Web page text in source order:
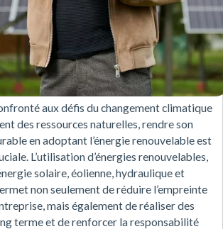
aux défis du changement climatique
des ressources naturelles, rendre son
en adoptant l’énergie renouvelable est
L’utilisation d’énergies renouvelables,
solaire, éolienne, hydraulique et
non seulement de réduire l’empreinte
mais également de réaliser des
terme et de renforcer la responsabilité